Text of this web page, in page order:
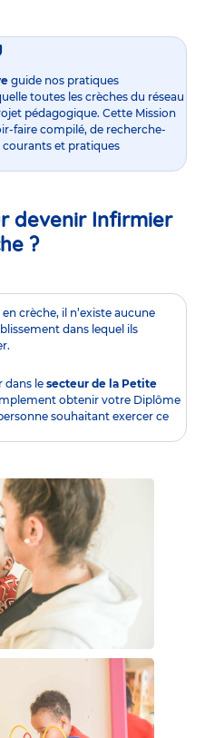
guide nos pratiques
toutes les crèches du réseau
pédagogique. Cette Mission
faire compilé, de recherche-
courants et pratiques
devenir Infirmier
?
crèche, il n’existe aucune
dans lequel ils
dans le secteur de la Petite
obtenir votre Diplôme
souhaitant exercer ce